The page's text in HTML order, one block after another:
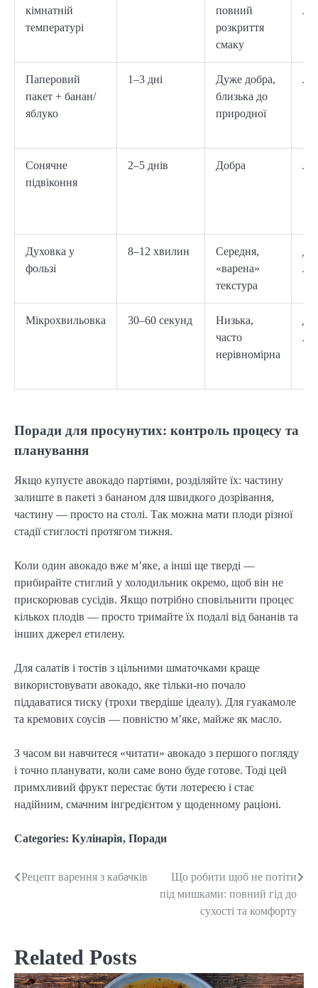
кімнатній
температурі
повний
розкриття
смаку
Паперовий
пакет + банан/
яблуко
1–3 дні
Дуже добра,
близька до
природної
Сонячне
підвіконня
2–5 днів Добра
Духовка у
фользі
8–12 хвилин
Середня,
«варена»
текстура
Мікрохвильовка 30–60 секунд
Низька,
часто
нерівномірна
Поради для просунутих: контроль процесу та
планування
Якщо купуєте авокадо партіями, розділяйте їх: частину
залиште в пакеті з бананом для швидкого дозрівання,
частину — просто на столі. Так можна мати плоди різної
стадії стиглості протягом тижня.
Коли один авокадо вже м’яке, а інші ще тверді —
прибирайте стиглий у холодильник окремо, щоб він не
прискорював сусідів. Якщо потрібно сповільнити процес
кількох плодів — просто тримайте їх подалі від бананів та
інших джерел етилену.
Для салатів і тостів з цільними шматочками краще
використовувати авокадо, яке тільки-но почало
піддаватися тиску (трохи твердіше ідеалу). Для гуакамоле
та кремових соусів — повністю м’яке, майже як масло.
З часом ви навчитеся «читати» авокадо з першого погляду
і точно планувати, коли саме воно буде готове. Тоді цей
примхливий фрукт перестає бути лотереєю і стає
надійним, смачним інгредієнтом у щоденному раціоні.
Categories: Кулінарія, Поради
Post
Рецепт варення з кабачків
Що робити щоб не потіти
під мишками: повний гід до
сухості та комфорту
Related Posts